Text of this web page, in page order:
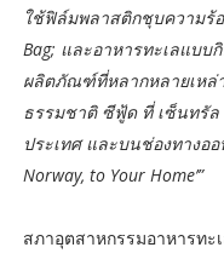
ใช้ฟิล์มพลาสติกชุบความร้
Bag; และอาหารทะเลแบบ
ผลิตภัณฑ์ที่หลากหลายเหล่
ธรรมชาติ ซีฟู้ด ที่ เซ็นทรัล
ประเทศ และบนช่องทางอ
Norway, to Your Home’”
สภาอุตสาหกรรมอาหารทะ